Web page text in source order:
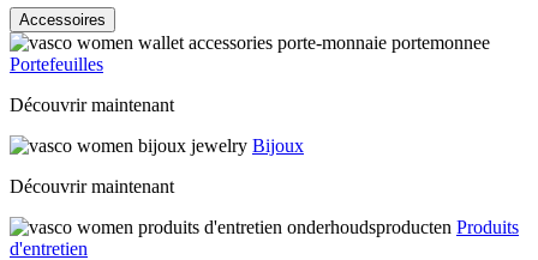
Accessoires
Portefeuilles
Découvrir maintenant
Bijoux
Découvrir maintenant
Produits
d'entretien